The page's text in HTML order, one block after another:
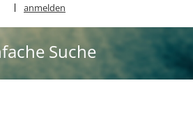
anmelden
Suche